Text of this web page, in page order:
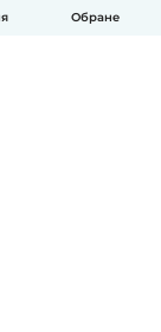
Обране